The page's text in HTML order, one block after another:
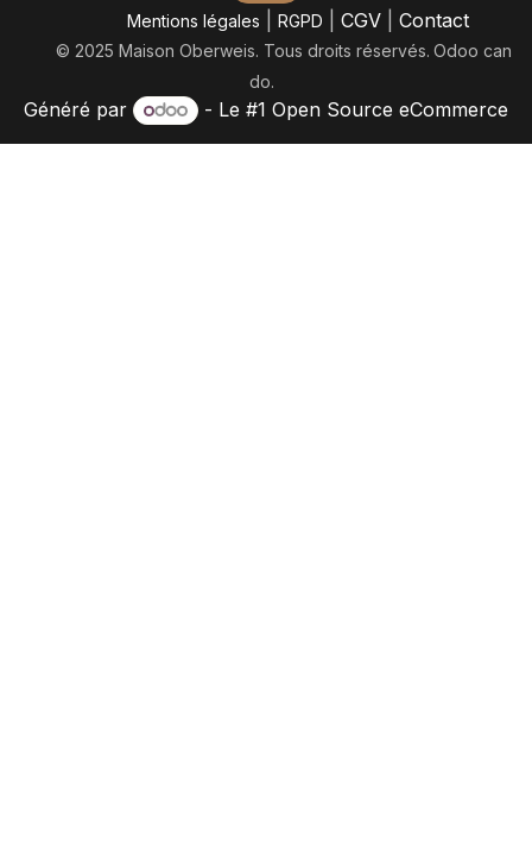
Mentions légales RGPD CGV| Contact
© 2025 Maison Oberweis. Tous droits réservés. ​Odoo can
do.
Généré par - Le #1 Open Source eCommerce